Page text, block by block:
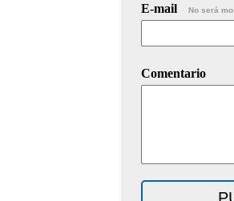
E-mail No será
Comentario